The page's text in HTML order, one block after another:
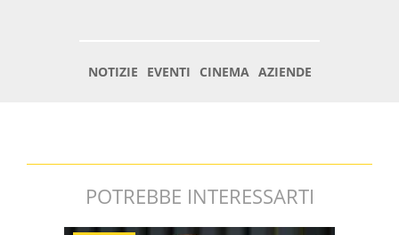
POTREBBE INTERESSARTI